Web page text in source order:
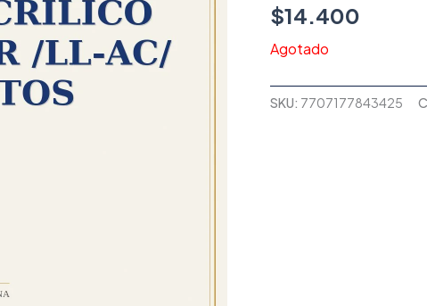
$14.400
Agotado
SKU: 7707177843425